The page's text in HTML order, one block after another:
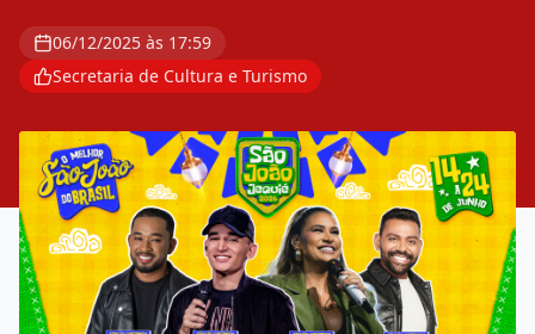
06/12/2025 às 17:59
Secretaria de Cultura e Turismo